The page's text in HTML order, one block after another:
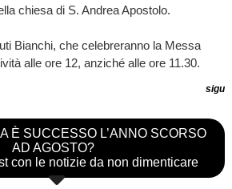
chiesa di S. Andrea Apostolo.
Bianchi, che celebreranno la Messa
alle ore 12, anziché alle ore 11.30.
sigu
È SUCCESSO L’ANNO SCORSO
AD AGOSTO?
con le notizie da non dimenticare